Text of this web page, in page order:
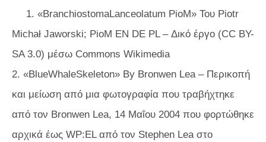
1. «BranchiostomaLanceolatum PioM» Του Piotr
Michał Jaworski; PioM EN DE PL – Δικό έργο (CC BY-
SA 3.0) μέσω Commons Wikimedia
2. «BlueWhaleSkeleton» By Bronwen Lea – Περικοπή
και μείωση από μια φωτογραφία που τραβήχτηκε
από τον Bronwen Lea, 14 Μαΐου 2004 που φορτώθηκε
αρχικά έως WP:EL από τον Stephen Lea στο